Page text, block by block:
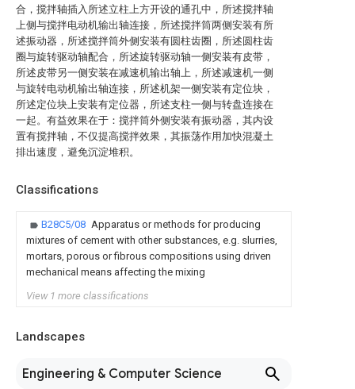
合，搅拌轴插入所述立柱上方开设的通孔中，所述搅拌轴
上侧与搅拌电动机输出轴连接，所述搅拌筒两侧安装有所
述振动器，所述搅拌筒外侧安装有圆柱齿圈，所述圆柱齿
圈与旋转驱动轴配合，所述旋转驱动轴一侧安装有皮带，
所述皮带另一侧安装在减速机输出轴上，所述减速机一侧
与旋转电动机输出轴连接，所述机架一侧安装有定位块，
所述定位块上安装有定位器，所述支柱一侧与转盘连接在
一起。有益效果在于：搅拌筒外侧安装有振动器，其内设
置有搅拌轴，不仅提高搅拌效果，其振荡作用加快混凝土
排出速度，避免沉淀堆积。
Classifications
B28C5/08 Apparatus or methods for producing
mixtures of cement with other substances, e.g. slurries,
mortars, porous or fibrous compositions using driven
mechanical means affecting the mixing
View 1 more classifications
Landscapes
Engineering & Computer Science